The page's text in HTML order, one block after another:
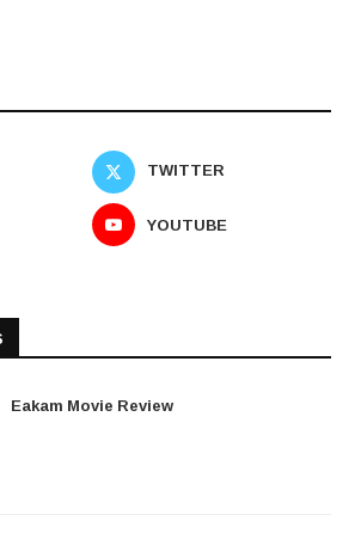
TWITTER
YOUTUBE
Eakam Movie Review